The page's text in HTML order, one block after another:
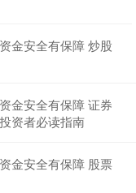
金安全有保障 炒股
金安全有保障 证券
资者必读指南
金安全有保障 股票